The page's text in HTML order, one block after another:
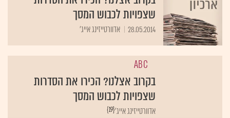
שצפויות לכבוש המסך
28.05.2014 אדוורטייזינג אייג'
ABC
בקרוב אצלנו? הכירו את הסדרות
שצפויות לכבוש המסך
{19}אדוורטייזינג אייג'